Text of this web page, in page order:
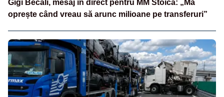
Gigi Becali, mesaj în direct pentru MM Stoica: „Mă
oprește când vreau să arunc milioane pe transferuri”